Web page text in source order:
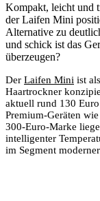
Kompakt, leicht und
der Laifen Mini
Alternative zu
und schick ist das
überzeugen?
Der Laifen Mini ist
Haartrockner
aktuell rund 130
Premium-Geräten
300-Euro-Marke
intelligenter
im Segment